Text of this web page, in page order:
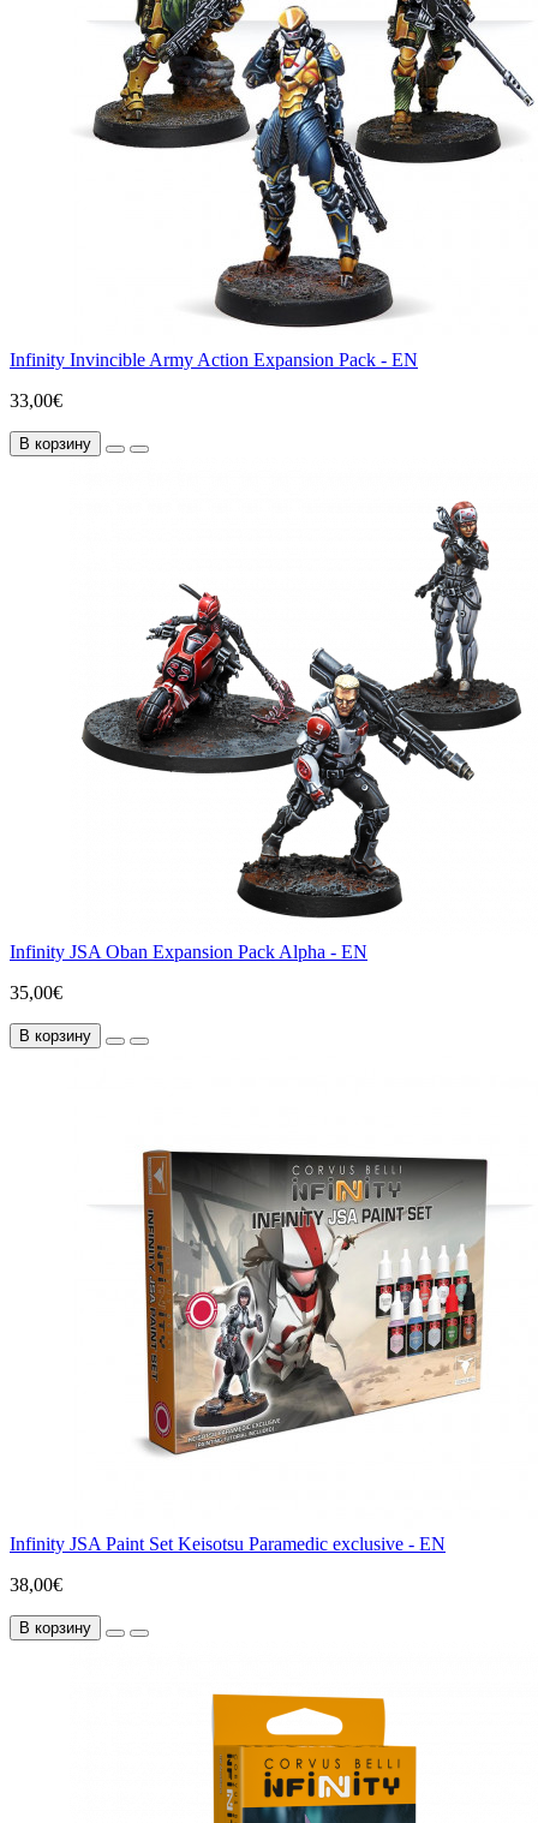
Infinity Invincible Army Action Expansion Pack - EN
33,00€
В корзину
Infinity JSA Oban Expansion Pack Alpha - EN
35,00€
В корзину
Infinity JSA Paint Set Keisotsu Paramedic exclusive - EN
38,00€
В корзину